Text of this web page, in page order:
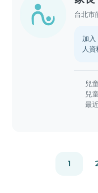
台北市
加
人資
兒
兒
最
1